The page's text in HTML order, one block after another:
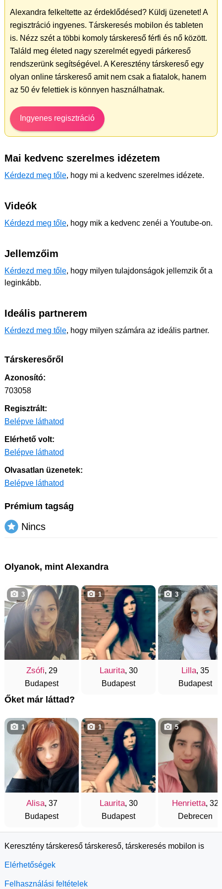
Alexandra felkeltette az érdeklődésed? Küldj üzenetet! A
regisztráció ingyenes. Társkeresés mobilon és tableten
is. Nézz szét a többi komoly társkereső férfi és nő között.
Találd meg életed nagy szerelmét egyedi párkereső
rendszerünk segítségével. A Keresztény társkereső egy
olyan online társkereső amit nem csak a fiatalok, hanem
az 50 év felettiek is könnyen használhatnak.
Ingyenes regisztráció
Mai kedvenc szerelmes idézetem
Kérdezd meg tőle, hogy mi a kedvenc szerelmes idézete.
Videók
Kérdezd meg tőle, hogy mik a kedvenc zenéi a Youtube-on.
Jellemzőim
Kérdezd meg tőle, hogy milyen tulajdonságok jellemzik őt a
leginkább.
Ideális partnerem
Kérdezd meg tőle, hogy milyen számára az ideális partner.
Társkeresőről
Azonosító:
703058
Regisztrált:
Belépve láthatod
Elérhető volt:
Belépve láthatod
Olvasatlan üzenetek:
Belépve láthatod
Prémium tagság
Nincs
Olyanok, mint Alexandra
Zsófi, 29
Budapest
3
Laurita, 30
Budapest
1
Lilla, 35
Budapest
3
Őket már láttad?
Alisa, 37
Budapest
1
Laurita, 30
Budapest
1
Henrietta, 32
Debrecen
5
Keresztény társkereső társkereső, társkeresés mobilon is
Elérhetőségek
Felhasználási feltételek